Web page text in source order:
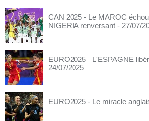
CAN 2025 - Le MAROC
NIGERIA renversant - 27/07/
EURO2025 - L'ESPAGNE
24/07/2025
EURO2025 - Le miracle